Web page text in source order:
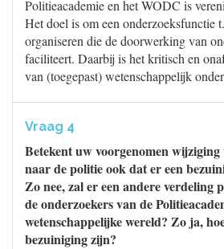
Politieacademie en het WODC is
Het doel is om een onderzoeksfunctie
organiseren die de doorwerking van
faciliteert. Daarbij is het kritisch en
van (toegepast) wetenschappelijk
Vraag 4
Betekent uw voorgenomen
naar de politie ook dat er een
Zo nee, zal er een andere verdeling
de onderzoekers van de
wetenschappelijke wereld? Zo ja,
bezuiniging zijn?